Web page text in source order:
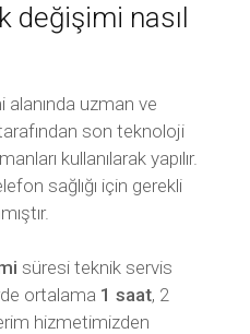
değişimi nasıl
alanında uzman ve
son teknoloji
kullanılarak yapılır.
sağlığı için gerekli
süresi teknik servis
ortalama 1 saat, 2
hizmetimizden